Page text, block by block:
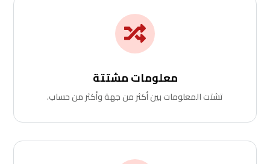

معلومات مشتتة
تشتت المعلومات بين أكثر من جهة وأكثر من حساب.